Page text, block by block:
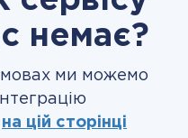
немає?
ми можемо
на цій сторінці